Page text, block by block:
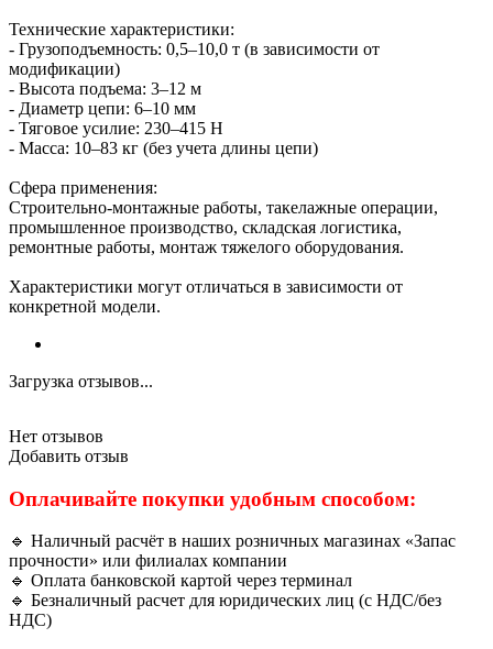
Технические характеристики:
- Грузоподъемность: 0,5–10,0 т (в зависимости от
модификации)
- Высота подъема: 3–12 м
- Диаметр цепи: 6–10 мм
- Тяговое усилие: 230–415 Н
- Масса: 10–83 кг (без учета длины цепи)
Сфера применения:
Строительно-монтажные работы, такелажные операции,
промышленное производство, складская логистика,
ремонтные работы, монтаж тяжелого оборудования.
Характеристики могут отличаться в зависимости от
конкретной модели.
Загрузка отзывов...
Нет отзывов
Добавить отзыв
Оплачивайте покупки удобным способом:
🔹 Наличный расчёт в наших розничных магазинах «Запас
прочности» или филиалах компании
🔹 Оплата банковской картой через терминал
🔹 Безналичный расчет для юридических лиц (с НДС/без
НДС)